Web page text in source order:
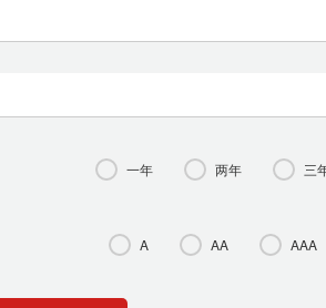
一年 两年 三
A AA AAA